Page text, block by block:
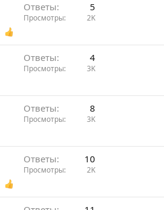
Ответы 5
Просмотры 2K
Ответы 4
Просмотры 3K
Ответы 8
Просмотры 3K
Ответы 10
Просмотры 2K